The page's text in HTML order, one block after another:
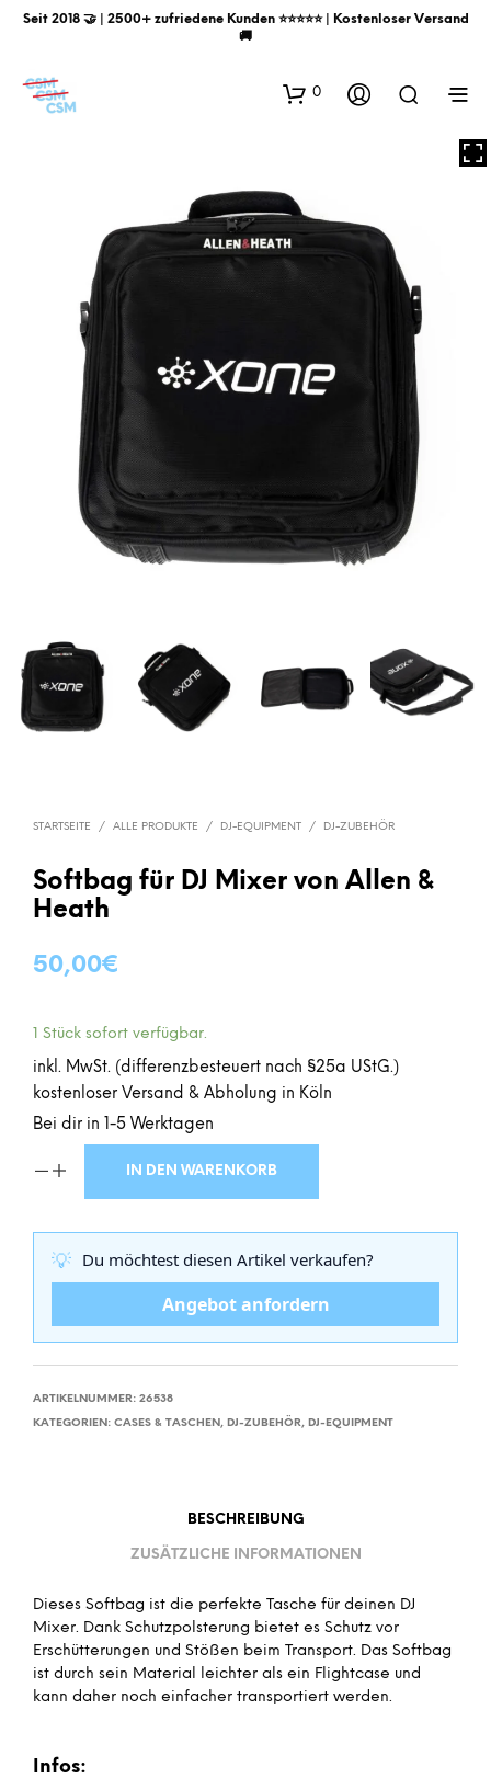
Seit 2018 🤝 | 2500+ zufriedene Kunden ⭐️⭐️⭐️⭐️⭐️ | Kostenloser Versand
🚚
0
STARTSEITE / ALLE PRODUKTE / DJ-EQUIPMENT / DJ-ZUBEHÖR
Softbag für DJ Mixer von Allen &
Heath
50,00€
1 Stück sofort verfügbar.
inkl. MwSt. (differenzbesteuert nach §25a UStG.)
kostenloser Versand & Abholung in Köln
Bei dir in 1-5 Werktagen
IN DEN WARENKORB
💡 Du möchtest diesen Artikel verkaufen?
Angebot anfordern
ARTIKELNUMMER: 26538
KATEGORIEN: CASES & TASCHEN , DJ-ZUBEHÖR, DJ-EQUIPMENT
BESCHREIBUNG
ZUSÄTZLICHE INFORMATIONEN
Dieses Softbag ist die perfekte Tasche für deinen DJ
Mixer. Dank Schutzpolsterung bietet es Schutz vor
Erschütterungen und Stößen beim Transport. Das Softbag
ist durch sein Material leichter als ein Flightcase und
kann daher noch einfacher transportiert werden.
Infos: